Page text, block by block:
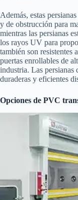
Además, estas
y de obstrucción para
mientras las persianas
los rayos UV para
también son resistentes
puertas enrollables de
industria. Las persianas
duraderas y eficientes
Opciones de PVC